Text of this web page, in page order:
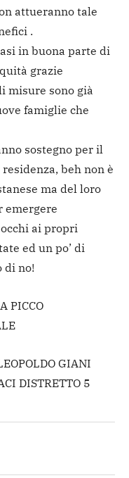
attueranno tale
.
in buona parte di
grazie
misure sono già
famiglie che
sostegno per il
beh non è
ma del loro
emergere
ai propri
ed un po’ di
di no!
PICCO
GIANI
DISTRETTO 5